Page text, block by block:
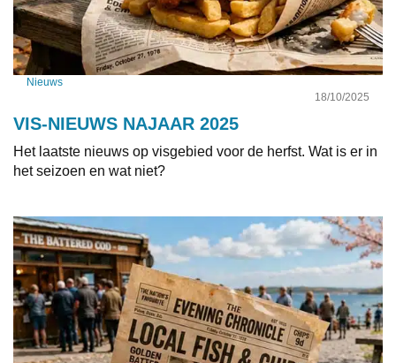
Nieuws
18/10/2025
VIS-NIEUWS NAJAAR 2025
Het laatste nieuws op visgebied voor de herfst. Wat is er in
het seizoen en wat niet?